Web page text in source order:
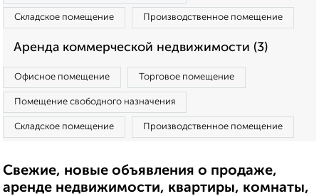
Складское помещение Производственное помещение
Аренда коммерческой недвижимости (3)
Офисное помещение Торговое помещение
Помещение свободного назначения
Складское помещение Производственное помещение
Свежие, новые объявления о продаже,
аренде недвижимости, квартиры, комнаты,